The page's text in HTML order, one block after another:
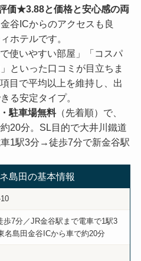
価★3.88と価格と安心感の両
谷ICからのアクセスも良
ホテルです。
使いやすい部屋」「コスパ
といった口コミが目立ちま
目で平均以上を維持し、出
る安定タイプ。
駐車場無料（先着順）で、
20分。SL目的で大井川鐵道
1駅3分→徒歩7分で新金谷駅
島田の基本情報
歩7分／JR金谷駅まで電車で1駅3
名島田金谷ICから車で約20分